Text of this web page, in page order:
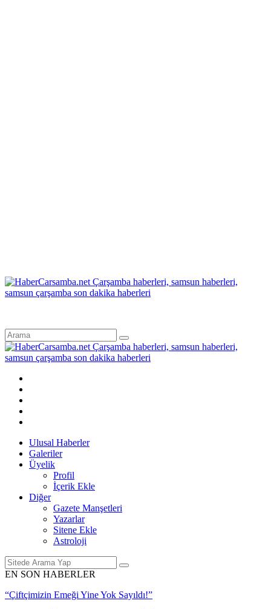
Ulusal Haberler
Galeriler
Üyelik
Profil
İçerik Ekle
Diğer
Gazete Manşetleri
Yazarlar
Sitene Ekle
Astroloji
EN SON HABERLER
“Çiftçimizin Emeği Yine Yok Sayıldı!”